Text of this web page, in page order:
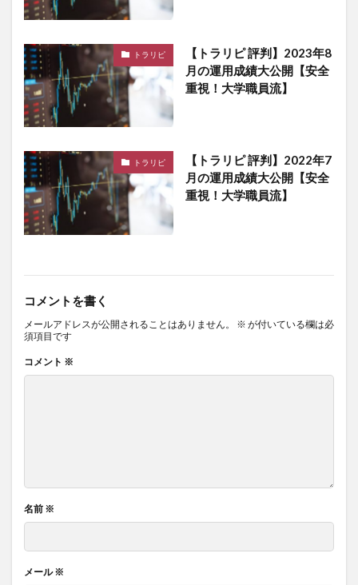
トラリピ
【トラリピ 評判】2023年8
月の運用成績大公開【安全
重視！大学職員流】
トラリピ
【トラリピ 評判】2022年7
月の運用成績大公開【安全
重視！大学職員流】
コメントを書く
メールアドレスが公開されることはありません。 ※ が付いている欄は必
須項目です
コメント ※
名前 ※
メール※